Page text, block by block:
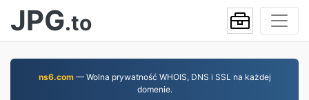
JPG.to
ns6.com— Wolna prywatność WHOIS, DNS i SSL na każdej
domenie.